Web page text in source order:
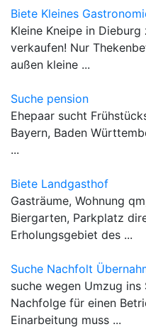
Biete Kleines
Kleine Kneipe in
verkaufen! Nur
außen kleine ...
Suche pension
Ehepaar sucht
Bayern, Baden
...
Biete Landgasthof
Gasträume, Wohnung
Biergarten, Parkplatz
Erholungsgebiet des ...
Suche Nachfolt
suche wegen Umzug
Nachfolge für einen
Einarbeitung muss ...